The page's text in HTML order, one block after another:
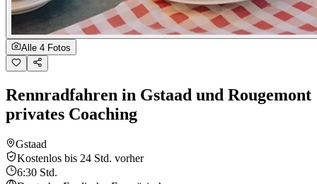
Alle 4 Fotos
Rennradfahren in Gstaad und Rougemont
privates Coaching
Gstaad
Kostenlos bis 24 Std. vorher
6:30 Std.